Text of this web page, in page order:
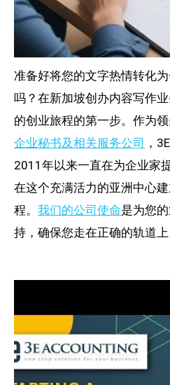
准备好将您的文字热情转化
吗？在新加坡创办内容写作
的创业旅程的第一步。作为
企业秘书及相关服务公司 ，
2011年以来一直在为企业家
在这个充满活力的亚洲中心
程。 我们的公司使命是为您
持，确保您走在正确的轨道上